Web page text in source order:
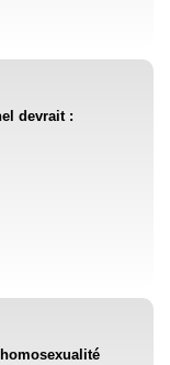
devrait :